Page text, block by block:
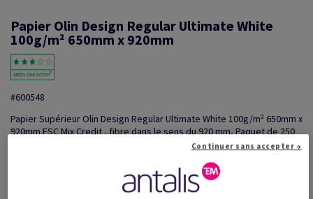
Papier Olin Design Regular Ultimate White
100g/m² 650mm x 920mm
#600548
Papier Supérieur Olin Design Regular Ultimate White 100g/m² 650mm x
920mm FSC Mix Credit , fibre dans le sens du 920 mm, Paquet de 250
Promotions: Offre temporaire! Jusqu'à 20% de remise sur
Continuer sans accepter →